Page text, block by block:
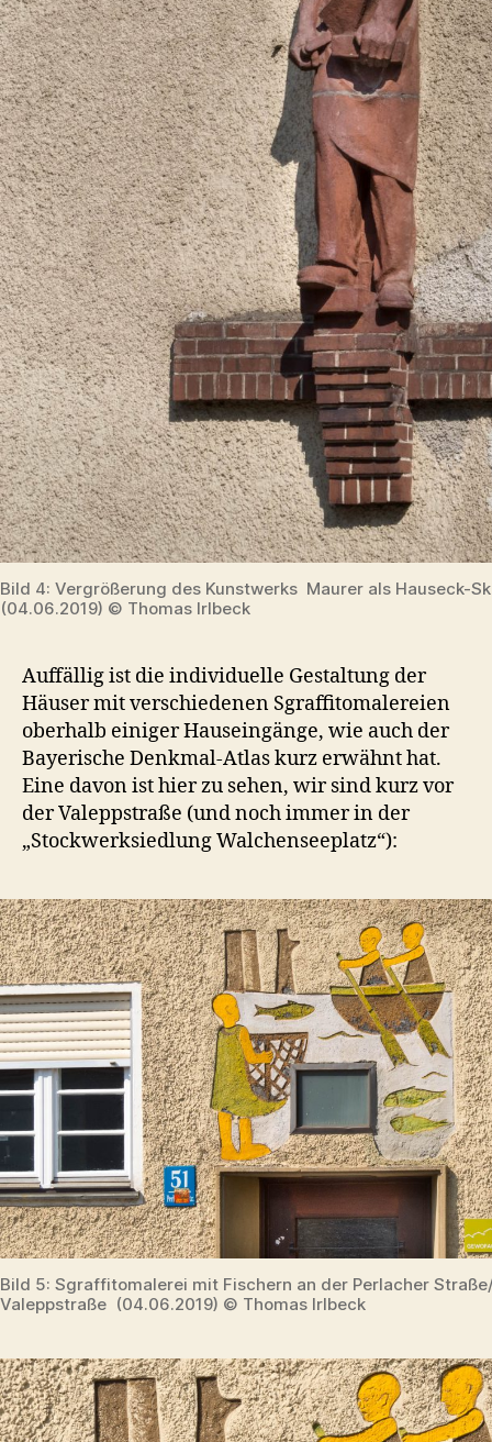
Bild 4: Vergrößerung des Kunstwerks Maurer als Hauseck-
(04.06.2019) © Thomas Irlbeck
Auffällig ist die individuelle Gestaltung der
Häuser mit verschiedenen Sgraffitomalereien
oberhalb einiger Hauseingänge, wie auch der
Bayerische Denkmal-Atlas kurz erwähnt hat.
Eine davon ist hier zu sehen, wir sind kurz vor
der Valeppstraße (und noch immer in der
„Stockwerksiedlung Walchenseeplatz“):
Bild 5: Sgraffitomalerei mit Fischern an der Perlacher
Valeppstraße (04.06.2019) © Thomas Irlbeck